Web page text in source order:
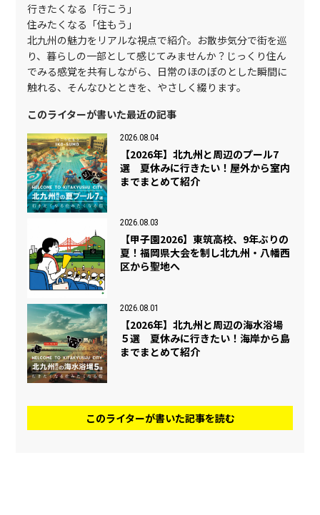
行きたくなる「行こう」
住みたくなる「住もう」
北九州の魅力をリアルな視点で紹介。お散歩気分で街を巡
り、暮らしの一部として感じてみませんか？じっくり住ん
でみる感覚を共有しながら、日常のほのぼのとした瞬間に
触れる、そんなひとときを、やさしく綴ります。
このライターが書いた最近の記事
2026.08.04
【2026年】北九州と周辺のプール7
選 夏休みに行きたい！屋外から室内
までまとめて紹介
2026.08.03
【甲子園2026】東筑高校、9年ぶりの
夏！福岡県大会を制し北九州・八幡西
区から聖地へ
2026.08.01
【2026年】北九州と周辺の海水浴場
５選 夏休みに行きたい！海岸から島
までまとめて紹介
このライターが書いた記事を読む